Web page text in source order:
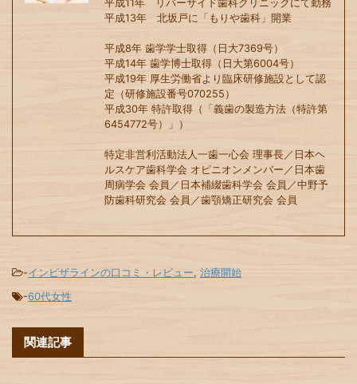
平成11年 リバーサイド歯科クリニックにて勤務
平成13年 北坂戸に「もりや歯科」開業
平成8年 歯学学士取得（日大7369号）
平成14年 歯学博士取得（日大第6004号）
平成19年 厚生労働省より臨床研修施設として認
定（研修施設番号070255）
平成30年 特許取得（「義歯の製造方法（特許第
6454772号）」）
特定非営利活動法人一歯一心会 理事長／日本ヘ
ルスケア歯科学会 オピニオンメンバー／日本歯
周病学会 会員／日本補綴歯科学会 会員／中野予
防歯科研究会 会員／歯顎矯正研究会 会員
-インビザラインの口コミ・レビュー, 治療開始
-60代女性
関連記事